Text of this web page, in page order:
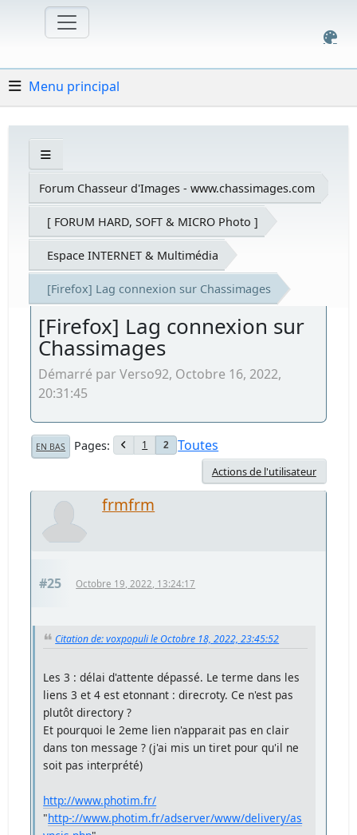
Menu principal
Forum Chasseur d'Images - www.chassimages.com
[ FORUM HARD, SOFT & MICRO Photo ]
Espace INTERNET & Multimédia
[Firefox] Lag connexion sur Chassimages
[Firefox] Lag connexion sur
Chassimages
Démarré par Verso92, Octobre 16, 2022,
20:31:45
EN BAS Pages 1 2 Toutes
Actions de l'utilisateur
frmfrm
#25 Octobre 19, 2022, 13:24:17
Citation de: voxpopuli le Octobre 18, 2022, 23:45:52
Les 3 : délai d'attente dépassé. Le terme dans les
liens 3 et 4 est etonnant : direcroty. Ce n'est pas
plutôt directory ?
Et pourquoi le 2eme lien n'apparait pas en clair
dans ton message ? (j'ai mis un tiret pour qu'il ne
soit pas interprété)
http://www.photim.fr/
"http-://www.photim.fr/adserver/www/delivery/as